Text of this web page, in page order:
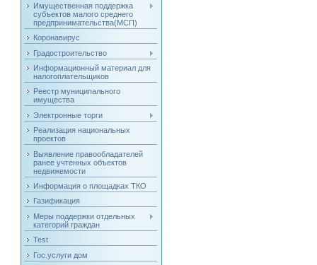
Имущественная поддержка
субъектов малого среднего
предпринимательства(МСП)
Коронавирус
Градостроительство
Информационный материал для
налогоплательщиков
Реестр муниципального
имущества
Электронные торги
Реализация национальных
проектов
Выявление правообладателей
ранее учтенных объектов
недвижемости
Информация о площадках ТКО
Газификация
Меры поддержки отдельных
категорий граждан
Test
Гос.услуги дом